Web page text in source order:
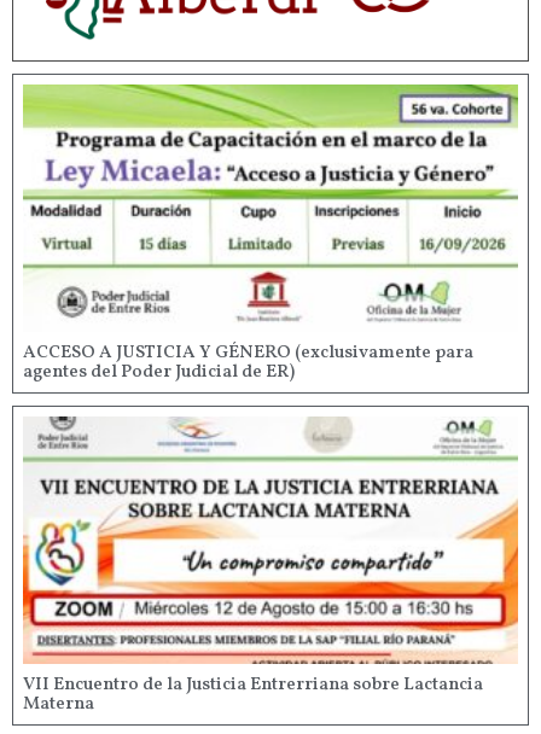
ACCESO A JUSTICIA Y GÉNERO (exclusivamente para
agentes del Poder Judicial de ER)
VII Encuentro de la Justicia Entrerriana sobre Lactancia
Materna